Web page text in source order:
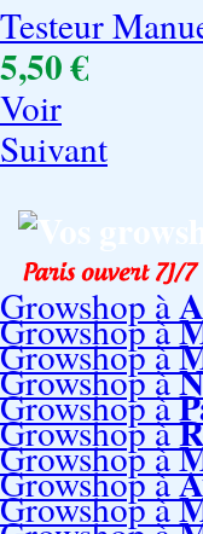
Testeur
5,50 €
Voir
Suivant
Growshop à
Growshop à
Growshop à
Growshop à
Growshop à
Growshop à
Growshop à
Growshop à
Growshop à